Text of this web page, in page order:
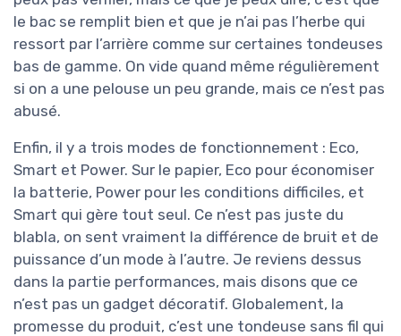
le bac se remplit bien et que je n’ai pas l’herbe qui
ressort par l’arrière comme sur certaines tondeuses
bas de gamme. On vide quand même régulièrement
si on a une pelouse un peu grande, mais ce n’est pas
abusé.
Enfin, il y a trois modes de fonctionnement : Eco,
Smart et Power. Sur le papier, Eco pour économiser
la batterie, Power pour les conditions difficiles, et
Smart qui gère tout seul. Ce n’est pas juste du
blabla, on sent vraiment la différence de bruit et de
puissance d’un mode à l’autre. Je reviens dessus
dans la partie performances, mais disons que ce
n’est pas un gadget décoratif. Globalement, la
promesse du produit, c’est une tondeuse sans fil qui